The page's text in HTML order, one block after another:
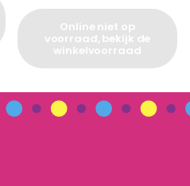
Online niet op
voorraad, bekijk de
winkelvoorraad